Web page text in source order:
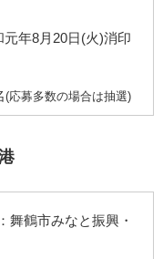
年8月20日(火)消印
(応募多数の場合は抽選)
舞鶴市みなと振興・